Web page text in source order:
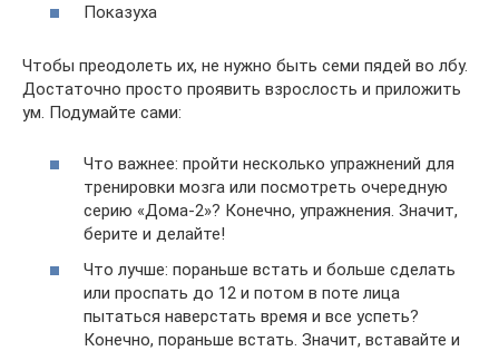
Показуха
Чтобы преодолеть их, не нужно быть семи пядей во лбу.
Достаточно просто проявить взрослость и приложить
ум. Подумайте сами:
Что важнее: пройти несколько упражнений для
тренировки мозга или посмотреть очередную
серию «Дома-2»? Конечно, упражнения. Значит,
берите и делайте!
Что лучше: пораньше встать и больше сделать
или проспать до 12 и потом в поте лица
пытаться наверстать время и все успеть?
Конечно, пораньше встать. Значит, вставайте и